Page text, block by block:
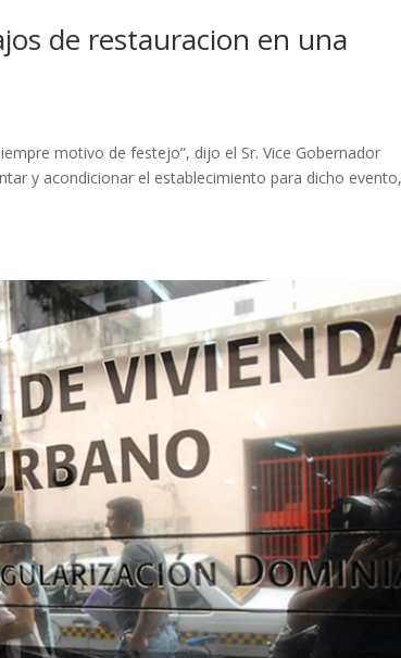
de restauracion en una
motivo de festejo”, dijo el Sr. Vice Gobernador
y acondicionar el establecimiento para dicho